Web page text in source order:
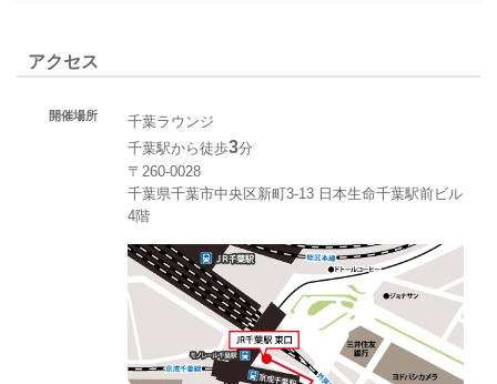
アクセス
開催場所
千葉ラウンジ
千葉駅から徒歩3分
〒260-0028
千葉県千葉市中央区新町3-13 日本生命千葉駅前ビル
4階